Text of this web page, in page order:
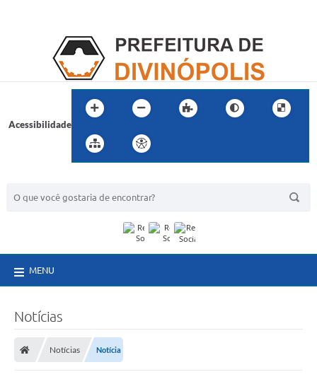
Acessibilidade
MENU
Notícias
Notícias Notícia